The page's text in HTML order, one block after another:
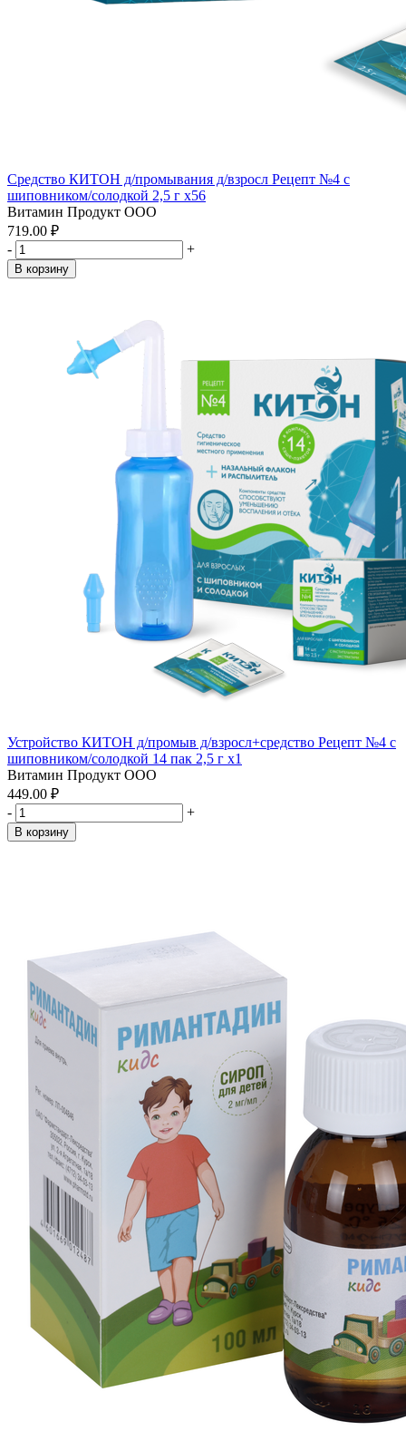
Средство КИТОН д/промывания д/взросл Рецепт №4 с
шиповником/солодкой 2,5 г x56
Витамин Продукт ООО
719.00 ₽
-
+
В корзину
Устройство КИТОН д/промыв д/взросл+средство Рецепт №4 с
шиповником/солодкой 14 пак 2,5 г x1
Витамин Продукт ООО
449.00 ₽
-
+
В корзину